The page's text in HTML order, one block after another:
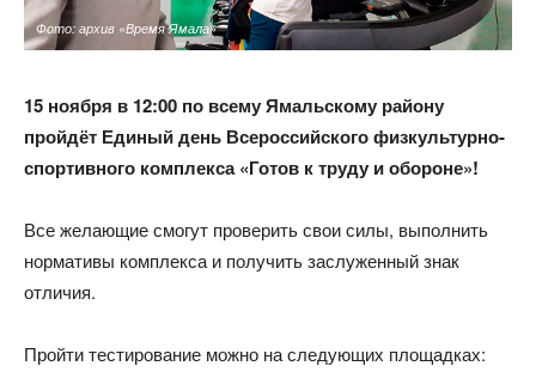
Фото: архив «Время Ямала»
15 ноября в 12:00 по всему Ямальскому району
пройдёт Единый день Всероссийского физкультурно-
спортивного комплекса «Готов к труду и обороне»!
Все желающие смогут проверить свои силы, выполнить
нормативы комплекса и получить заслуженный знак
отличия.
Пройти тестирование можно на следующих площадках: